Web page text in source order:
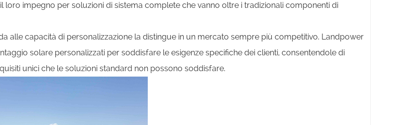
loro impegno per soluzioni di sistema complete che vanno oltre i tradizionali componenti di
alle capacità di personalizzazione la distingue in un mercato sempre più competitivo. Landpower
solare personalizzati per soddisfare le esigenze specifiche dei clienti, consentendole di
unici che le soluzioni standard non possono soddisfare.